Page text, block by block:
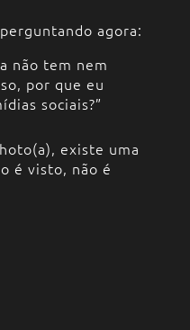
agora:
não tem nem
por que eu
sociais?”
existe uma
é visto, não é